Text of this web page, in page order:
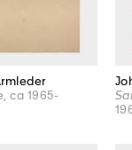
, ca 1965-